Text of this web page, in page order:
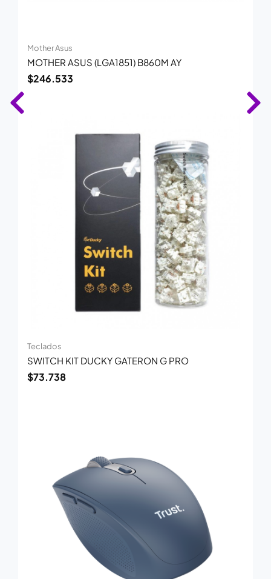
Mother Asus
MOTHER ASUS (LGA1851) B860M AY
$246.533
Teclados
SWITCH KIT DUCKY GATERON G PRO
$73.738